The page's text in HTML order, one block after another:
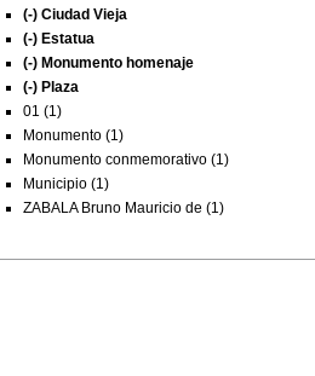
(-) Ciudad Vieja
(-) Estatua
(-) Monumento homenaje
(-) Plaza
01 (1)
Monumento (1)
Monumento conmemorativo (1)
Municipio (1)
ZABALA Bruno Mauricio de (1)